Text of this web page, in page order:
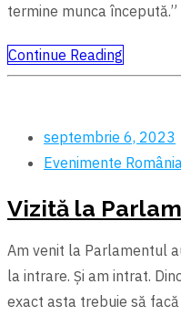
termine munca
Continue Reading
septembrie 6, 2023
Evenimente România
Vizită la
Am venit la Parlamentul
la intrare. Şi am intrat.
exact asta trebuie să